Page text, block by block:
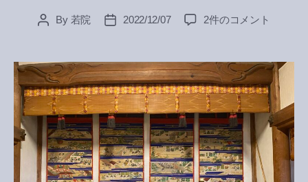
PostBy 若院
Post2022/12/07
報
へ
の
2件のコメント